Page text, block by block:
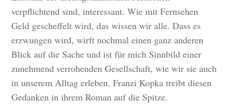
verpflichtend sind, interessant. Wie mit Fernsehen
Geld gescheffelt wird, das wissen wir alle. Dass es
erzwungen wird, wirft nochmal einen ganz anderen
Blick auf die Sache und ist für mich Sinnbild einer
zunehmend verrohenden Gesellschaft, wie wir sie auch
in unserem Alltag erleben. Franzi Kopka treibt diesen
Gedanken in ihrem Roman auf die Spitze.